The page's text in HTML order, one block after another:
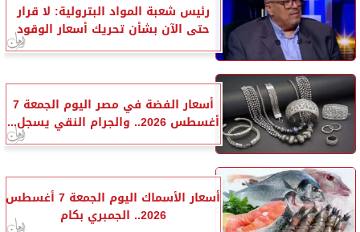
رئيس شعبة المواد البترولية: لا قرار
حتى الآن بشأن تحريك أسعار الوقود
أسعار الفضة في مصر اليوم الجمعة 7
أغسطس 2026.. والجرام النقي يسجل...
أسعار الأسماك اليوم الجمعة 7 أغسطس
2026.. الجمبري بكام